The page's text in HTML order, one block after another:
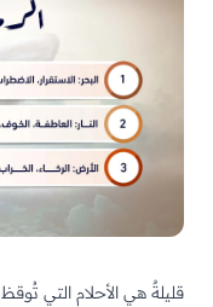
قليلةٌ هي الأحلام التي